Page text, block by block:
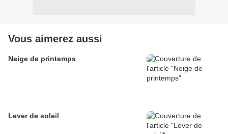
Vous aimerez aussi
Neige de printemps
Lever de soleil